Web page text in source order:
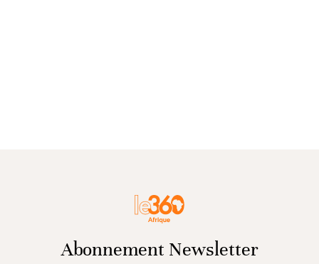
Abonnement Newsletter